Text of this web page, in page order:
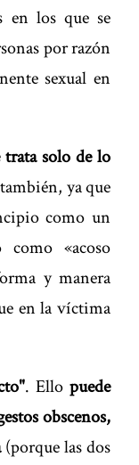
en los que se
por razón
sexual en
trata solo de lo
también, ya que
como un
«acoso
y manera
en la víctima
. Ellopuede
obscenos,
(porque las dos